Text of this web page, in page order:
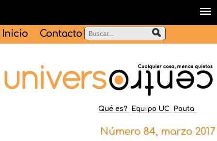
Inicio Contacto
Qué es? Equipo UC Pauta
Número 84, marzo 2017